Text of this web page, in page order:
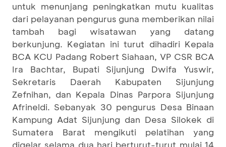
untuk menunjang peningkatkan mutu kualitas
dari pelayanan pengurus guna memberikan nilai
tambah bagi wisatawan yang datang
berkunjung. Kegiatan ini turut dihadiri Kepala
BCA KCU Padang Robert Siahaan, VP CSR BCA
Ira Bachtar, Bupati Sijunjung Dwifa Yuswir,
Sekretaris Daerah Kabupaten Sijunjung
Zefnihan, dan Kepala Dinas Parpora Sijunjung
Afrineldi. Sebanyak 30 pengurus Desa Binaan
Kampung Adat Sijunjung dan Desa Silokek di
Sumatera Barat mengikuti pelatihan yang
digelar selama dua hari berturut-turut mulai 14